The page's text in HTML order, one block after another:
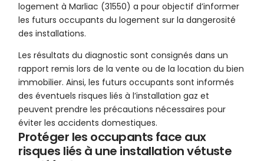
logement à Marliac (31550) a pour objectif d’informer
les futurs occupants du logement sur la dangerosité
des installations.
Les résultats du diagnostic sont consignés dans un
rapport remis lors de la vente ou de la location du bien
immobilier. Ainsi, les futurs occupants sont informés
des éventuels risques liés à l’installation gaz et
peuvent prendre les précautions nécessaires pour
éviter les accidents domestiques.
Protéger les occupants face aux
risques liés à une installation vétuste